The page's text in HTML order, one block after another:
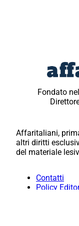
Fondato
Affaritaliani,
altri diritti
del materiale
Contatti
Policy